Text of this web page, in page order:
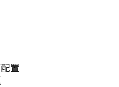
置